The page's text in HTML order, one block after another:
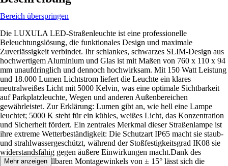
Bereich überspringen
Die LUXULA LED-Straßenleuchte ist eine professionelle
Beleuchtungslösung, die funktionales Design und maximale
Zuverlässigkeit verbindet. Ihr schlankes, schwarzes SLIM-Design aus
hochwertigem Aluminium und Glas ist mit Maßen von 760 x 110 x 94
mm unaufdringlich und dennoch hochwirksam. Mit 150 Watt Leistung
und 18.000 Lumen Lichtstrom liefert die Leuchte ein klares
neutralweißes Licht mit 5000 Kelvin, was eine optimale Sichtbarkeit
auf Parkplatzleuchte, Wegen und anderen Außenbereichen
gewährleistet. Zur Erklärung: Lumen gibt an, wie hell eine Lampe
leuchtet; 5000 K steht für ein kühles, weißes Licht, das Konzentration
und Sicherheit fördert. Ein zentrales Merkmal dieser Straßenlampe ist
ihre extreme Wetterbeständigkeit: Die Schutzart IP65 macht sie staub-
und strahlwassergeschützt, während der Stoßfestigkeitsgrad IK08 sie
widerstandsfähig gegen äußere Einwirkungen macht.Dank des
flexiblen, verstellbaren Montagewinkels von ± 15° lässt sich die
Mehr anzeigen